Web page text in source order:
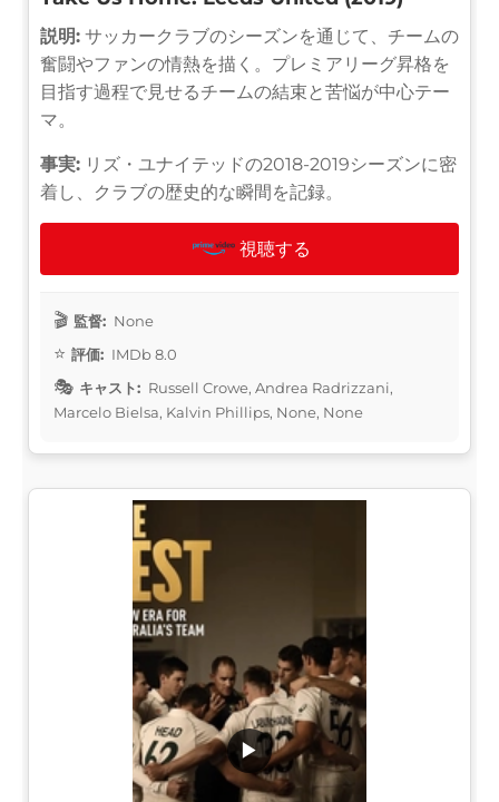
説明: サッカークラブのシーズンを通じて、チームの
奮闘やファンの情熱を描く。プレミアリーグ昇格を
目指す過程で見せるチームの結束と苦悩が中心テー
マ。
事実: リズ・ユナイテッドの2018-2019シーズンに密
着し、クラブの歴史的な瞬間を記録。
視聴する
監督: None
評価: IMDb 8.0
キャスト: Russell Crowe, Andrea Radrizzani,
Marcelo Bielsa, Kalvin Phillips, None, None
▶